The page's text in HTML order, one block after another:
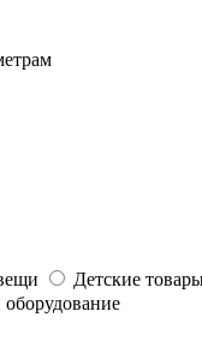
Детские
оборудование